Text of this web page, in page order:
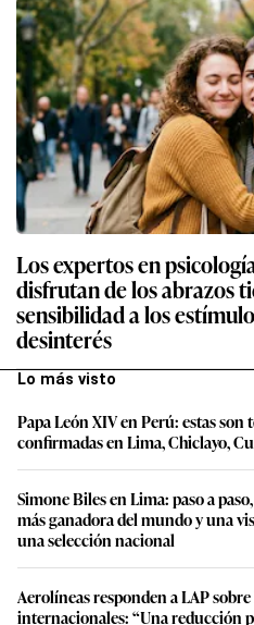
Los expertos en
disfrutan de los abrazos
sensibilidad a los
desinterés
Lo más visto
Papa León XIV en Perú: estas son
confirmadas en Lima, Chiclayo,
Simone Biles en Lima: paso a
más ganadora del mundo y una
una selección nacional
Aerolíneas responden a LAP sobre
internacionales: “Una reducción